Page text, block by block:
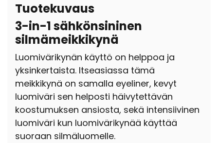
Tuotekuvaus
3-in-1 sähkönsininen
silmämeikkikynä
Luomivärikynän käyttö on helppoa ja
yksinkertaista. Itseasiassa tämä
meikkikynä on samalla eyeliner, kevyt
luomiväri sen helposti häivytettävän
koostumuksen ansiosta, sekä intensiivinen
luomiväri kun luomivärikynää käyttää
suoraan silmäluomelle.